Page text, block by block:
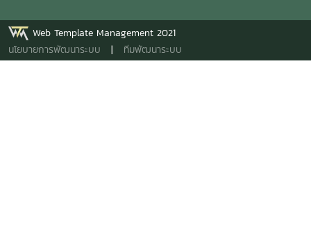
ผู้แต่ง: ผศ. ดร.ธเนศ ไชยชนะ พิมพ์ครั้งที่ 2/กรกฎาคม 2561
ฉบับปรับปรุง ISBN: 978-616-474-129-4 จำนวนหน้า: 303
หน้า ตัวเล่ม: ขนาด A4 ปกอาร์ตมัน 260 แกรม พิมพ์ 4 สี
Web Template Management 2021
นโยบายการพัฒนาระบบ | ทีมพัฒนาระบบ